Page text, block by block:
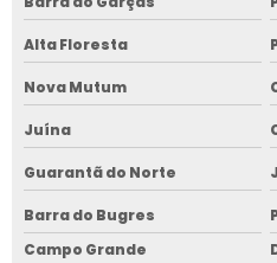
Alta Floresta
Nova Mutum
Juína
Guarantã do Norte
Barra do Bugres
Campo Grande